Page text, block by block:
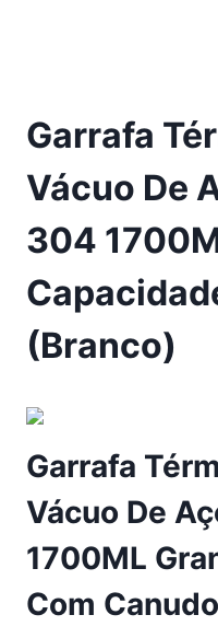
Garrafa
Vácuo De
304
(Branco)
Garrafa
Vácuo De
1700ML
Com